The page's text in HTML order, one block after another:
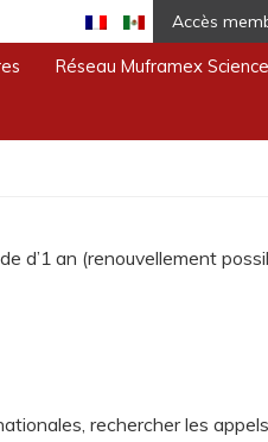
Accès
Réseau Muframex
d’1 an (renouvellement
rechercher les